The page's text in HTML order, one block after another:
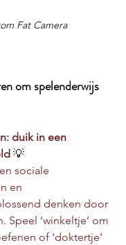
Fat Camera
om spelenderwijs
duik in een
💡
sociale
en
denken door
Speel ‘winkeltje’ om
of ‘doktertje’